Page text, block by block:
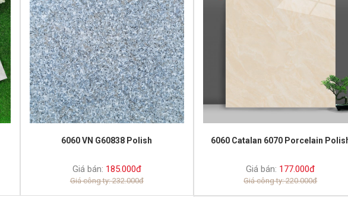
6060 VN G60838 Polish
Giá bán: 185.000đ
Giá công ty: 232.000đ
6060 Catalan 6070 Porcelain
Giá bán: 177.000đ
Giá công ty: 220.000đ